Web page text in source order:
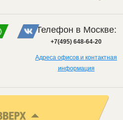
Телефон в Москве:
+7(495) 648-64-20
Адреса офисов и контактная
информация